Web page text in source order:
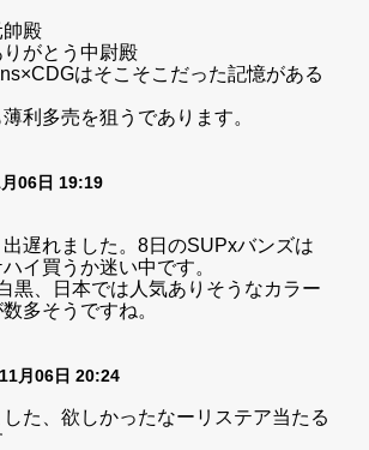
殿
がとう中尉殿
はそこそこだった記憶がある
利多売を狙うであります。
06日 19:19
遅れました。8日のSUPxバンズは
イ買うか迷い中です。
黒、日本では人気ありそうなカラー
多そうですね。
月06日 20:24
た、欲しかったなーリステア当たる